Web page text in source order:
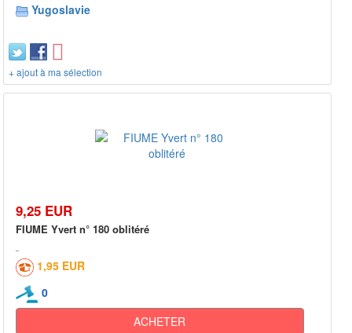
Yugoslavie
+ ajout à ma sélection
9,25 EUR
FIUME Yvert n° 180 oblitéré
1,95 EUR
0
ACHETER